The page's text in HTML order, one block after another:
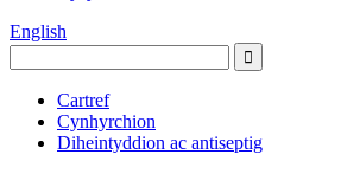
English
Cartref
Cynhyrchion
Diheintyddion ac antiseptig